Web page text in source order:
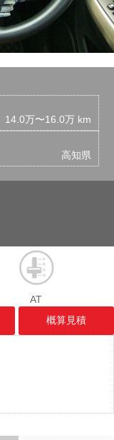
14.0万〜16.0万 km
高知県
AT
概算見積